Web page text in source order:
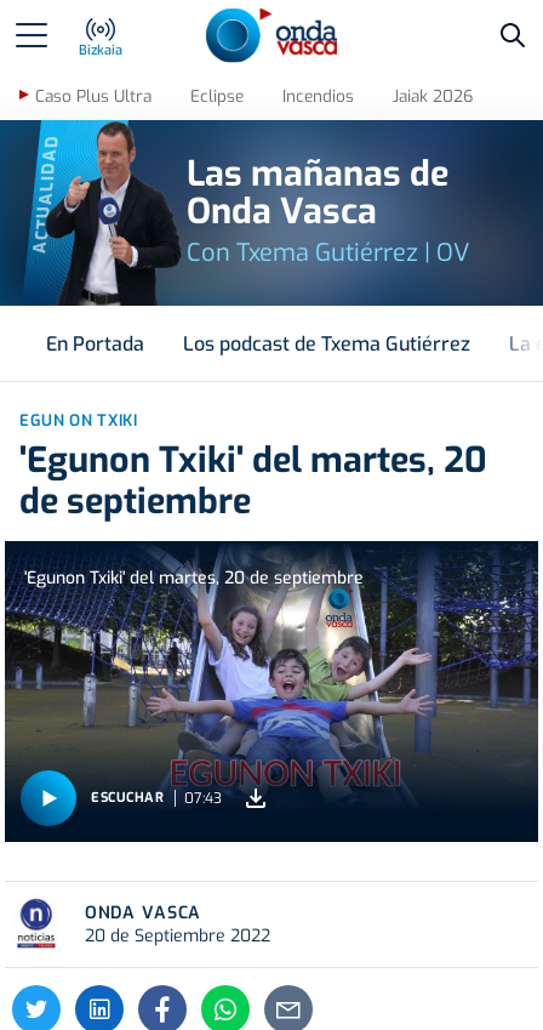
Bizkaia
Caso Plus Ultra Eclipse Incendios Jaiak 2026
ACTUALIDAD
Las mañanas de
Onda Vasca
Con Txema Gutiérrez | OV
En Portada Los podcast de Txema Gutiérrez La
EGUN ON TXIKI
'Egunon Txiki' del martes, 20
de septiembre
'Egunon Txiki' del martes, 20 de septiembre
ESCUCHAR 07:43
ONDA VASCA
20 de Septiembre 2022